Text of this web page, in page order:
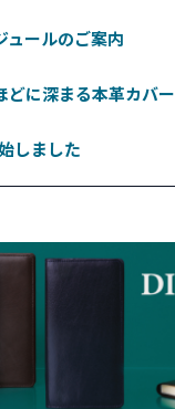
ュールのご案内
どに深まる本革カバー
しました